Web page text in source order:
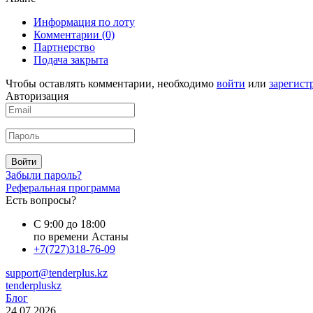
Информация по лоту
Комментарии (0)
Партнерство
Подача закрыта
Чтобы оставлять комментарии, необходимо войти или
Авторизация
Войти
Забыли пароль?
Реферальная программа
Есть вопросы?
С 9:00 до 18:00
по времени Астаны
+7(727)318-76-09
support@tenderplus.kz
tenderpluskz
Блог